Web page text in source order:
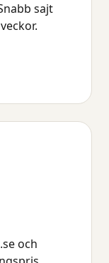
sajt
och